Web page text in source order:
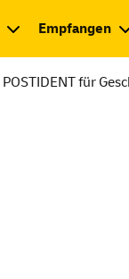
Empfangen
POSTIDENT für